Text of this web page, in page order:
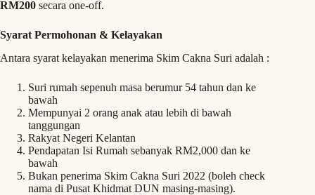
RM200 secara one-off.
Syarat Permohonan & Kelayakan
Antara syarat kelayakan menerima Skim Cakna Suri adalah :
Suri rumah sepenuh masa berumur 54 tahun dan ke
bawah
Mempunyai 2 orang anak atau lebih di bawah
tanggungan
Rakyat Negeri Kelantan
Pendapatan Isi Rumah sebanyak RM2,000 dan ke
bawah
Bukan penerima Skim Cakna Suri 2022 (boleh check
nama di Pusat Khidmat DUN masing-masing).